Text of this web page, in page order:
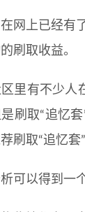
网上已经有
刷取收益。
里有不少人
刷取“追忆
刷取“追忆套”
可以得到一